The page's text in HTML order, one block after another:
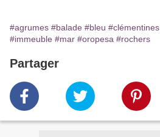
#agrumes #balade #bleu #clémentines
#immeuble #mar #oropesa #rochers
Partager